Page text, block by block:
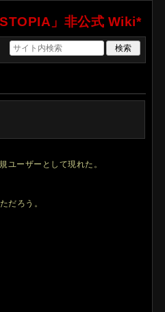
」非公式 Wiki*
ーザーとして現れた。
だろう。